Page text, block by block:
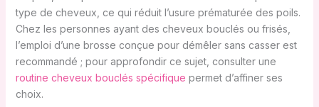
type de cheveux, ce qui réduit l’usure prématurée des poils.
Chez les personnes ayant des cheveux bouclés ou frisés,
l’emploi d’une brosse conçue pour démêler sans casser est
recommandé ; pour approfondir ce sujet, consulter une
routine cheveux bouclés spécifique permet d’affiner ses
choix.